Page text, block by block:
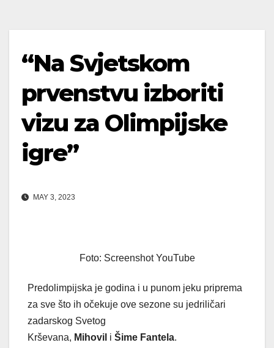
“Na Svjetskom
prvenstvu izboriti
vizu za Olimpijske
igre”
MAY 3, 2023
Foto: Screenshot YouTube
Predolimpijska je godina i u punom jeku priprema
za sve što ih očekuje ove sezone su jedriličari
zadarskog Svetog
Krševana, Mihovil i Šime Fantela.